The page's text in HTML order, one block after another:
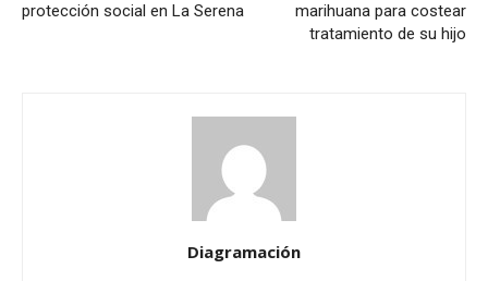
protección social en La Serena
marihuana para costear
tratamiento de su hijo
Diagramación